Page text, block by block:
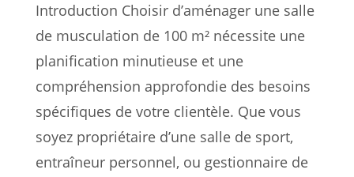
Introduction Choisir d’aménager une salle
de musculation de 100 m² nécessite une
planification minutieuse et une
compréhension approfondie des besoins
spécifiques de votre clientèle. Que vous
soyez propriétaire d’une salle de sport,
entraîneur personnel, ou gestionnaire de